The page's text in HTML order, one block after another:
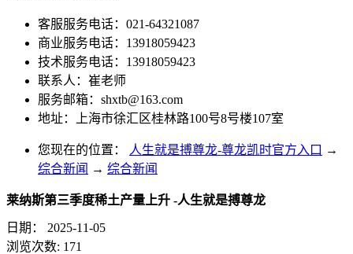
客服服务电话：021-64321087
商业服务电话：13918059423
技术服务电话：13918059423
联系人：崔老师
服务邮箱： shxtb@163.com
地址：上海市徐汇区桂林路100号8号楼107室
您现在的位置： 人生就是搏尊龙-尊龙凯时官方入口 →
综合新闻 → 综合新闻
莱纳斯第三季度稀土产量上升 -人生就是搏尊龙
日期：
2025-11-05
浏览次数: 171